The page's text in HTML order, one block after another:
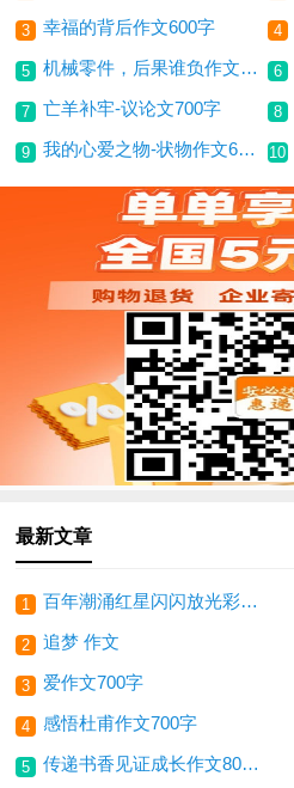
3 幸福的背后作文600字 4
5 机械零件，后果谁负作文1000字 6
7 亡羊补牢-议论文700字 8
9 我的心爱之物-状物作文600字 10
最新文章
1 百年潮涌红星闪闪放光彩征文1000字以内
2 追梦 作文
3 爱作文700字
4 感悟杜甫作文700字
5 传递书香见证成长作文800字